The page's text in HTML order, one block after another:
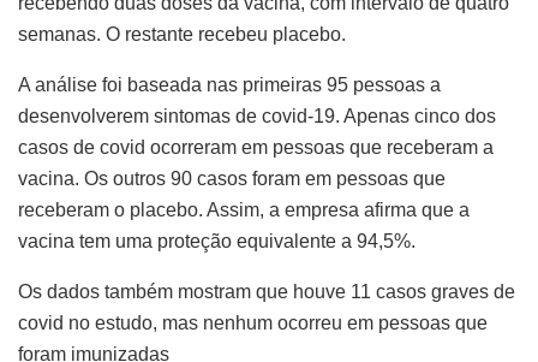
semanas. O restante recebeu placebo.
A análise foi baseada nas primeiras 95 pessoas a
desenvolverem sintomas de covid-19. Apenas cinco dos
casos de covid ocorreram em pessoas que receberam a
vacina. Os outros 90 casos foram em pessoas que
receberam o placebo. Assim, a empresa afirma que a
vacina tem uma proteção equivalente a 94,5%.
Os dados também mostram que houve 11 casos graves de
covid no estudo, mas nenhum ocorreu em pessoas que
foram imunizadas